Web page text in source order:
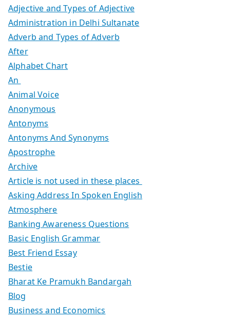
Adjective and Types of Adjective
Administration in Delhi Sultanate
Adverb and Types of Adverb
After
Alphabet Chart
An
Animal Voice
Anonymous
Antonyms
Antonyms And Synonyms
Apostrophe
Archive
Article is not used in these places
Asking Address In Spoken English
Atmosphere
Banking Awareness Questions
Basic English Grammar
Best Friend Essay
Bestie
Bharat Ke Pramukh Bandargah
Blog
Business and Economics